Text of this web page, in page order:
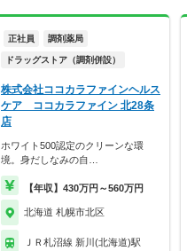
正社員 調剤薬局
ドラッグストア（調剤併設）
株式会社ココカラファインヘルス
ケア ココカラファイン 北28条
店
ホワイト500認定のクリーンな環
境。身だしなみの自…
【年収】430万円～560万円
北海道 札幌市北区
ＪＲ札沼線 新川(北海道)駅